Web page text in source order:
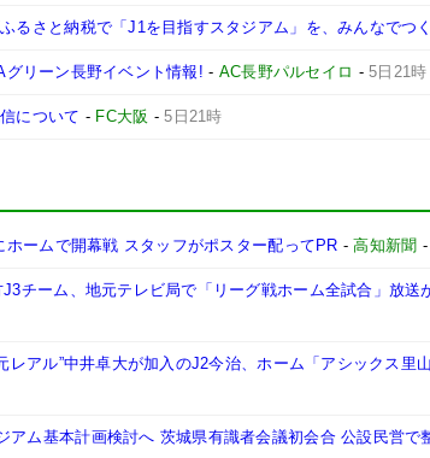
るさと納税で「J1を目指すスタジアム」を、みんなでつ
グリーン長野イベント情報! - AC長野パルセイロ -5日21時
について - FC大阪 -5日21時
ームで開幕戦 スタッフがポスター配ってPR -高知新聞
チーム、地元テレビ局で「リーグ戦ホーム全試合」放送
レアル”中井卓大が加入のJ2今治、ホーム「アシックス
アム基本計画検討へ 茨城県有識者会議初会合 公設民営で